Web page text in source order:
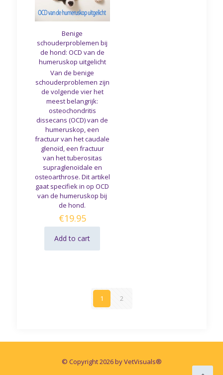
Benige
schouderproblemen bij
de hond: OCD van de
humeruskop uitgelicht
Van de benige
schouderproblemen zijn
de volgende vier het
meest belangrijk:
osteochondritis
dissecans (OCD) van de
humeruskop, een
fractuur van het caudale
glenoïd, een fractuur
van het tuberositas
supraglenoïdale en
osteoarthrose. Dit artikel
gaat specifiek in op OCD
van de humeruskop bij
de hond.
€19.95
Add to cart
1 2
© Copyright 2026 by VetVisuals®